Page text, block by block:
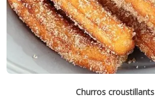
Churros